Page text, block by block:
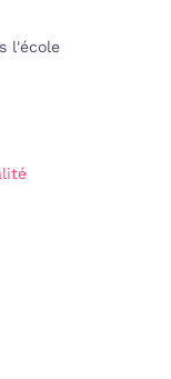
l'école